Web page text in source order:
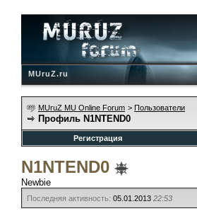
MUruZ.ru
MUruZ MU Online Forum > Пользователи
Профиль N1NTEND0
Регистрация
N1NTEND0
Newbie
Последняя активность: 05.01.2013 22:53